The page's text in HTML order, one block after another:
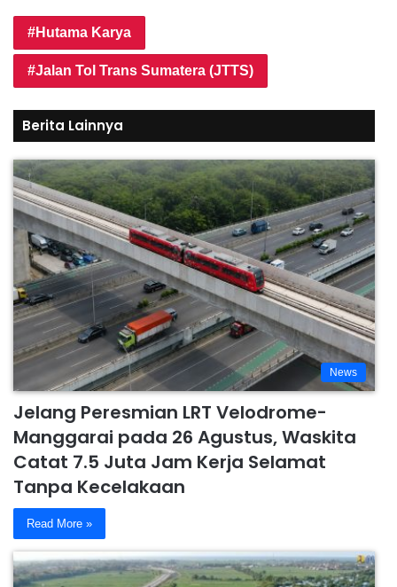
Hutama Karya
Jalan Tol Trans Sumatera (JTTS)
Berita Lainnya
News
Jelang Peresmian LRT Velodrome-
Manggarai pada 26 Agustus, Waskita
Catat 7.5 Juta Jam Kerja Selamat
Tanpa Kecelakaan
Read More »